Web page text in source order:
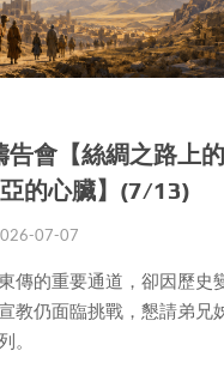
告會【絲綢之路上
的心臟】(7/13)
07-07
傳的重要通道，卻因歷史
教仍面臨挑戰，懇請弟兄
。